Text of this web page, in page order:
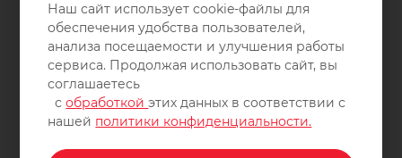
2011-2026 © интернет-магазин спортивных товаров
ВелоСаратов. Не является публичной офертой. Все права
защищены. Заимствование материалов и фотографий
запрещено.
Наш сайт использует cookie-файлы для
обеспечения удобства пользователей,
анализа посещаемости и улучшения работы
сервиса. Продолжая использовать сайт, вы
соглашаетесь
собработкойэтих данных в соответствии с
нашей политики конфиденциальности.